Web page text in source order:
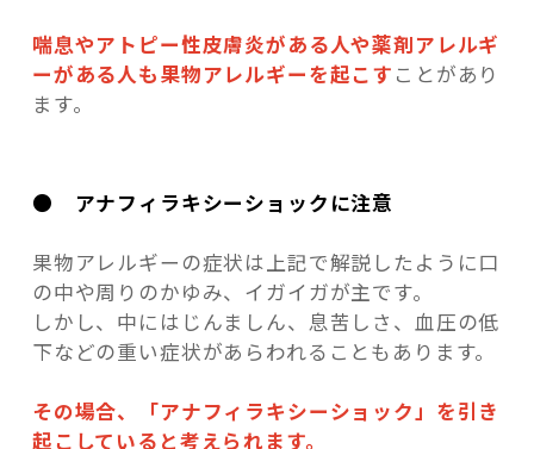
喘息やアトピー性皮膚炎がある人や薬剤アレルギ
ーがある人も果物アレルギーを起こす ことがあり
ます。
● アナフィラキシーショックに注意
果物アレルギーの症状は上記で解説したように口
の中や周りのかゆみ、イガイガが主です。
しかし、中にはじんましん、息苦しさ、血圧の低
下などの重い症状があらわれることもあります。
その場合、「アナフィラキシーショック」を引き
起こしていると考えられます。